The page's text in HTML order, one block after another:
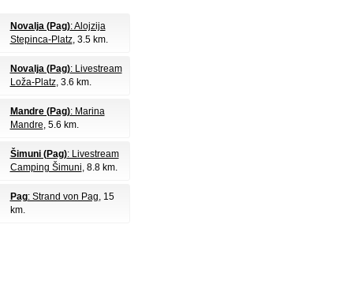
Novalja (Pag): Alojzija
Stepinca-Platz, 3.5 km.
Novalja (Pag): Livestream
Loža-Platz, 3.6 km.
Mandre (Pag): Marina
Mandre, 5.6 km.
Šimuni (Pag): Livestream
Camping Šimuni, 8.8 km.
Pag: Strand von Pag, 15
km.